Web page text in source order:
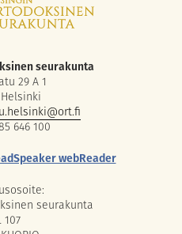
seurakunta
29 A 1
646 100
webReader
seurakunta
107